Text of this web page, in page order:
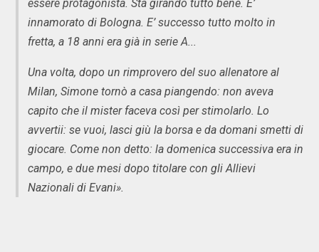
essere protagonista. Sta girando tutto bene. E’
innamorato di Bologna. E’successo tutto molto in
fretta, a 18 anni era già in serie A...
Una volta, dopo un rimprovero del suo allenatore al
Milan, Simone tornò a casa piangendo: non aveva
capito che il mister faceva così per stimolarlo. Lo
avvertii: se vuoi, lasci giù la borsa e da domani smetti di
giocare. Come non detto: la domenica successiva era in
campo, e due mesi dopo titolare con gli Allievi
Nazionali di Evani».